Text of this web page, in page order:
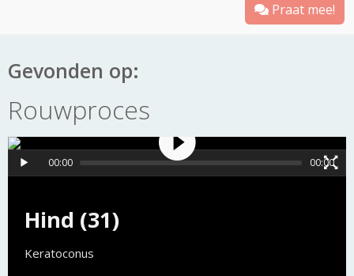
Praat mee!
Gevonden op:
Rouwproces
Hind (31)
Keratoconus
00:00 00:00